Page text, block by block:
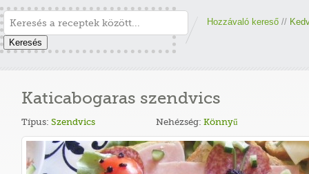
Keresés
Hozzávaló kereső //
Katicabogaras szendvics
Típus: Szendvics Nehézség: Könnyű